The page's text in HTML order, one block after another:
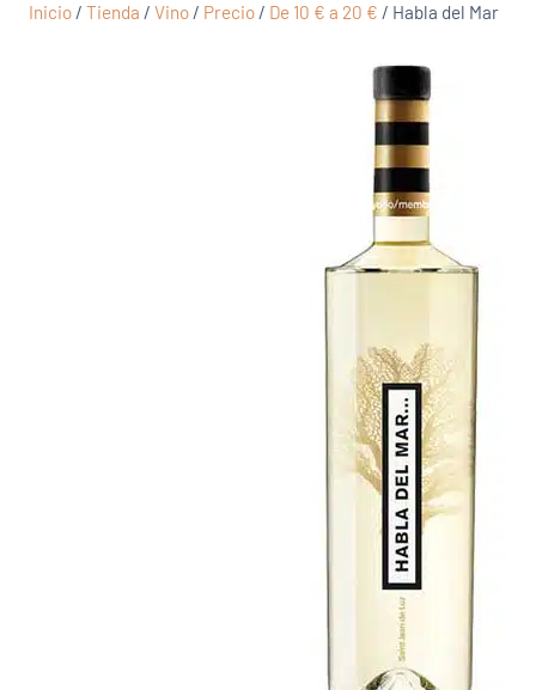
Inicio / Tienda / Vino / Precio / De 10 € a 20 € / Habla del Mar